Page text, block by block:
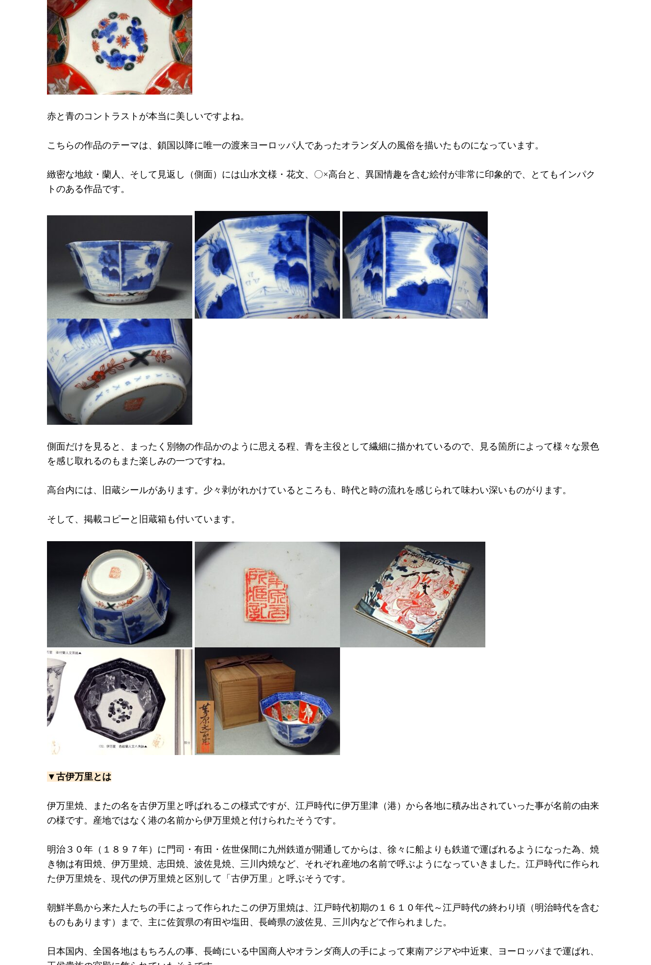
赤と青のコントラストが本当に美しいですよね。
こちらの作品のテーマは、鎖国以降に唯一の渡来ヨーロッパ人であったオランダ人の風俗を描いたものになっています。
緻密な地紋・蘭人、そして見返し（側面）には山水文様・花文、〇×高台と、異国情趣を含む絵付が非常に印象的で、とてもインパク
トのある作品です。
側面だけを見ると、まったく別物の作品かのように思える程、青を主役として繊細に描かれているので、見る箇所によって様々な景色
を感じ取れるのもまた楽しみの一つですね。
高台内には、旧蔵シールがあります。少々剥がれかけているところも、時代と時の流れを感じられて味わい深いものがります。
そして、掲載コピーと旧蔵箱も付いています。
▼古伊万里とは
伊万里焼、またの名を古伊万里と呼ばれるこの様式ですが、江戸時代に伊万里津（港）から各地に積み出されていった事が名前の由来
の様です。産地ではなく港の名前から伊万里焼と付けられたそうです。
明治３０年（１８９７年）に門司・有田・佐世保間に九州鉄道が開通してからは、徐々に船よりも鉄道で運ばれるようになった為、焼
き物は有田焼、伊万里焼、志田焼、波佐見焼、三川内焼など、それぞれ産地の名前で呼ぶようになっていきました。江戸時代に作られ
た伊万里焼を、現代の伊万里焼と区別して「古伊万里」と呼ぶそうです。
朝鮮半島から来た人たちの手によって作られたこの伊万里焼は、江戸時代初期の１６１０年代～江戸時代の終わり頃（明治時代を含む
ものもあります）まで、主に佐賀県の有田や塩田、長崎県の波佐見、三川内などで作られました。
日本国内、全国各地はもちろんの事、長崎にいる中国商人やオランダ商人の手によって東南アジアや中近東、ヨーロッパまで運ばれ、